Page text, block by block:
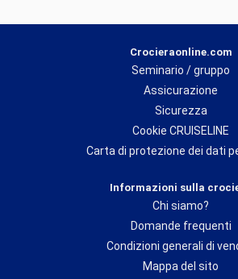
Crocieraonline.com
Seminario / gruppo
Assicurazione
Sicurezza
Cookie CRUISELINE
Carta di protezione dei dati
Informazioni sulla
Chi siamo?
Domande frequenti
Condizioni generali di
Mappa del sito